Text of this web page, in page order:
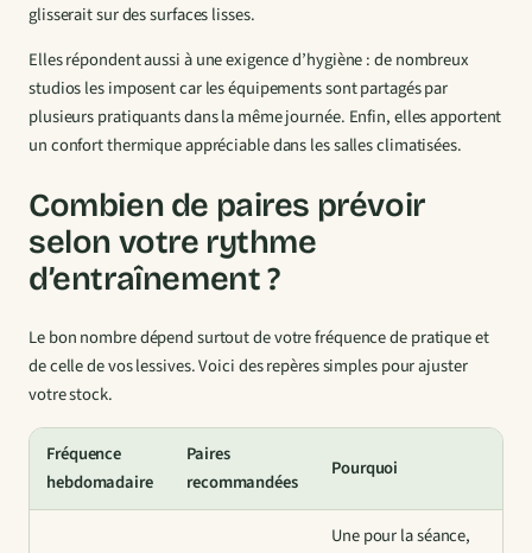
glisserait sur des surfaces lisses.
Elles répondent aussi à une exigence d’hygiène : de nombreux
studios les imposent car les équipements sont partagés par
plusieurs pratiquants dans la même journée. Enfin, elles apportent
un confort thermique appréciable dans les salles climatisées.
Combien de paires prévoir
selon votre rythme
d’entraînement ?
Le bon nombre dépend surtout de votre fréquence de pratique et
de celle de vos lessives. Voici des repères simples pour ajuster
votre stock.
Fréquence
hebdomadaire
Paires
recommandées
Pourquoi
Une pour la séance,